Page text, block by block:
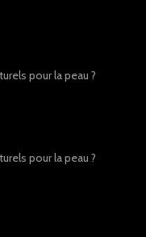
pour la peau ?
pour la peau ?